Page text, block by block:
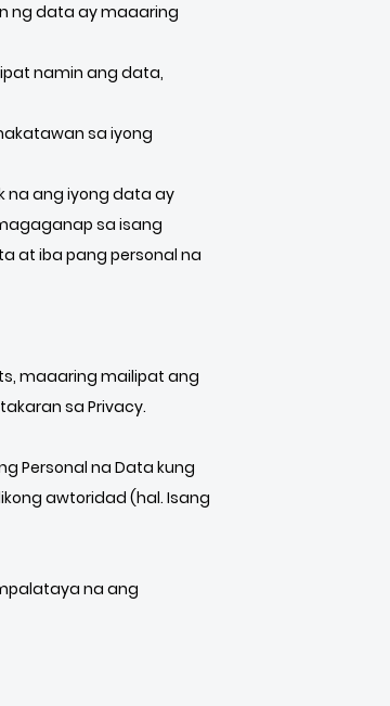
ng data ay maaaring
namin ang data,
sa iyong
na ang iyong data ay
sa isang
at iba pang personal na
maaaring mailipat ang
sa Privacy.
Personal na Data kung
awtoridad (hal. Isang
na ang